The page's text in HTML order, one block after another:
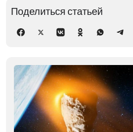
Поделиться статьей